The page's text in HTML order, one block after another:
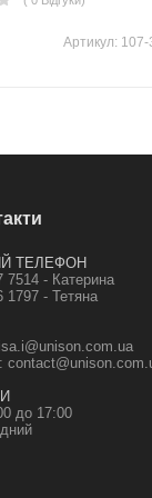
Артикул:
ТЕЛЕФОН
7514 - Катерина
1797 - Тетяна
до 17:00